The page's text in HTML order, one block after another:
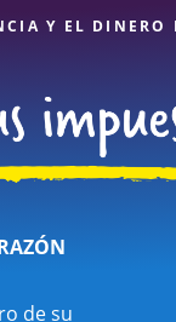
Y EL DINERO
de su